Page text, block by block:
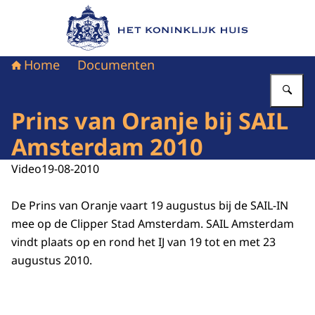
Naar de homepage van Het Koninklijk Huis
Home Documenten
Prins van Oranje bij SAIL
Amsterdam 2010
Video19-08-2010
De Prins van Oranje vaart 19 augustus bij de SAIL-IN
mee op de Clipper Stad Amsterdam. SAIL Amsterdam
vindt plaats op en rond het IJ van 19 tot en met 23
augustus 2010.